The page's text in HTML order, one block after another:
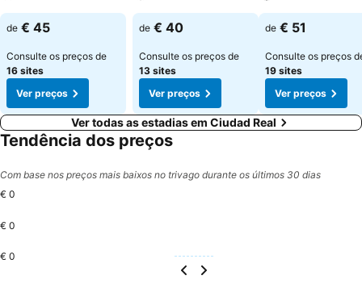
de € 45
Consulte os preços de
16 sites
Ver preços
de € 40
Consulte os preços de
13 sites
Ver preços
de € 51
Consulte os preços
19 sites
Ver preços
Ver todas as estadias em Ciudad Real
Tendência dos preços
Com base nos preços mais baixos no trivago durante os últimos 30 dias
€ 0
€ 0
€ 0